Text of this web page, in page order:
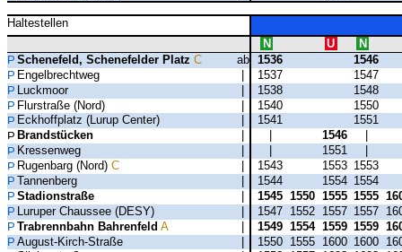
Haltestellen
N
U
N
Schenefeld, Schenefelder Platz C ab 1536
1546
Engelbrechtweg
1537
1547
Luckmoor
| 1538
1548
Flurstraße (Nord)
| 1540
1550
Eckhoffplatz (Lurup Center)
1541
1551
Brandstücken
1546
Kressenweg
1551
Rugenbarg (Nord)C 1543 1553 1553
Tannenberg
1544 1554 1554
Stadionstraße
1545 1550 1555 1555
Luruper Chaussee (DESY)
1547 1552 1557 1557
Trabrennbahn Bahrenfeld A | 1549 1554 1559 1559
August-Kirch-Straße
| 1550 1555 1600 1600